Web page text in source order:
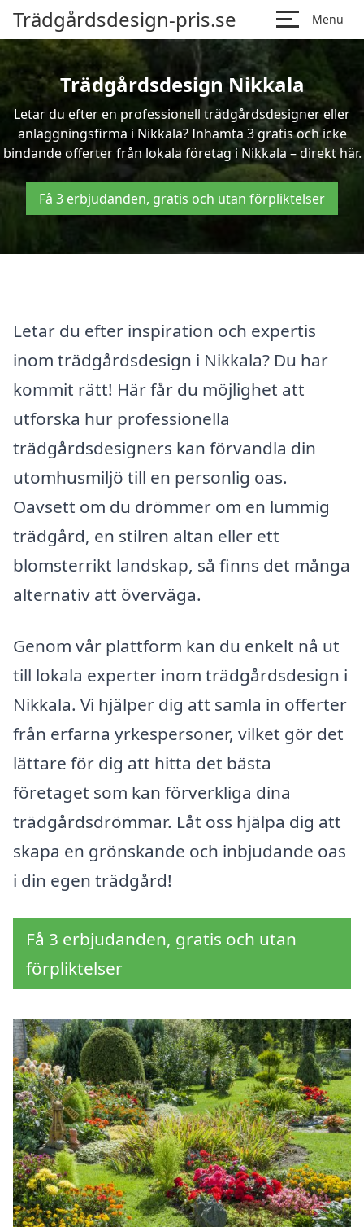
Trädgårdsdesign-pris.se Menu
Trädgårdsdesign Nikkala
Letar du efter en professionell trädgårdsdesigner eller
anläggningsfirma i Nikkala? Inhämta 3 gratis och icke
bindande offerter från lokala företag i Nikkala – direkt här.
Få 3 erbjudanden, gratis och utan förpliktelser
Letar du efter inspiration och expertis
inom trädgårdsdesign i Nikkala? Du har
kommit rätt! Här får du möjlighet att
utforska hur professionella
trädgårdsdesigners kan förvandla din
utomhusmiljö till en personlig oas.
Oavsett om du drömmer om en lummig
trädgård, en stilren altan eller ett
blomsterrikt landskap, så finns det många
alternativ att överväga.
Genom vår plattform kan du enkelt nå ut
till lokala experter inom trädgårdsdesign i
Nikkala. Vi hjälper dig att samla in offerter
från erfarna yrkespersoner, vilket gör det
lättare för dig att hitta det bästa
företaget som kan förverkliga dina
trädgårdsdrömmar. Låt oss hjälpa dig att
skapa en grönskande och inbjudande oas
i din egen trädgård!
Få 3 erbjudanden, gratis och utan
förpliktelser